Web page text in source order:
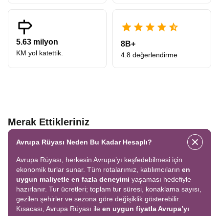
5.63 milyon
KM yol katettik.
8B+
4.8 değerlendirme
Merak Ettikleriniz
Avrupa Rüyası Neden Bu Kadar Hesaplı?
Avrupa Rüyası, herkesin Avrupa’yı keşfedebilmesi için
ekonomik turlar sunar. Tüm rotalarımız, katılımcıların en
uygun maliyetle en fazla deneyimi yaşaması hedefiyle
hazırlanır. Tur ücretleri; toplam tur süresi, konaklama sayısı,
gezilen şehirler ve sezona göre değişiklik gösterebilir.
Kısacası, Avrupa Rüyası ile en uygun fiyatla Avrupa’yı